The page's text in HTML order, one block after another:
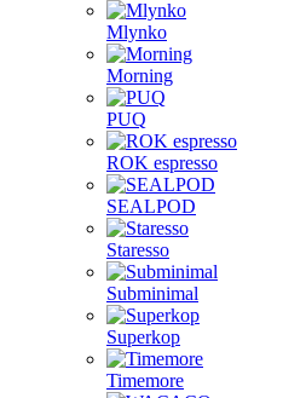
Mlynko
Morning
PUQ
ROK espresso
SEALPOD
Staresso
Subminimal
Superkop
Timemore